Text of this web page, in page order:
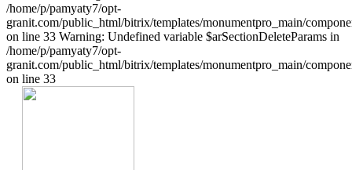
/home/p/pamyaty7/opt-
granit.com/public_html/bitrix/templates/monumentpro_main/
on line 33 Warning: Undefined variable $arSectionDeleteParams in
/home/p/pamyaty7/opt-
granit.com/public_html/bitrix/templates/monumentpro_main/
on line 33